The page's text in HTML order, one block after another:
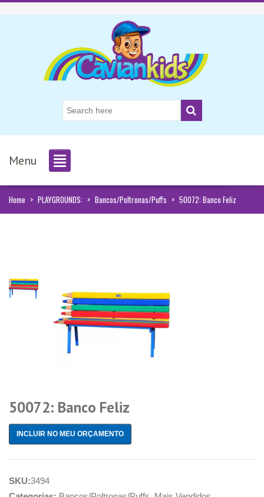
Menu
Home > PLAYGROUNDS: > Bancos/Poltronas/Puffs > 50072: Banco Feliz
50072: Banco Feliz
INCLUIR NO MEU ORÇAMENTO
SKU:3494